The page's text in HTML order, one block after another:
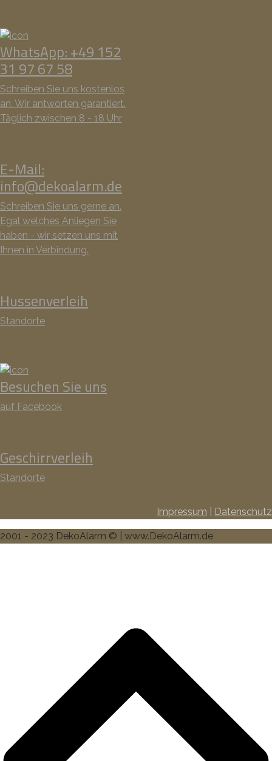
WhatsApp: +49 152
31 97 67 58
Schreiben Sie uns kostenlos
an. Wir antworten garantiert.
Täglich zwischen 8 - 18 Uhr
E-Mail:
info@dekoalarm.de
Schreiben Sie uns gerne an.
Egal welches Anliegen Sie
haben - wir setzen uns mit
Ihnen in Verbindung.
Hussenverleih
Standorte
Besuchen Sie uns
auf Facebook
Geschirrverleih
Standorte
Impressum Datenschutz
2001 - 2023 DekoAlarm © | www.DekoAlarm.de